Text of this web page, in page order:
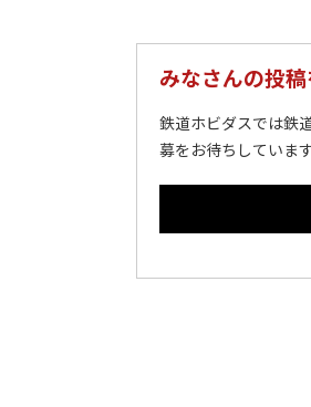
みなさんの投
鉄道ホビダスでは鉄
募をお待ちしていま